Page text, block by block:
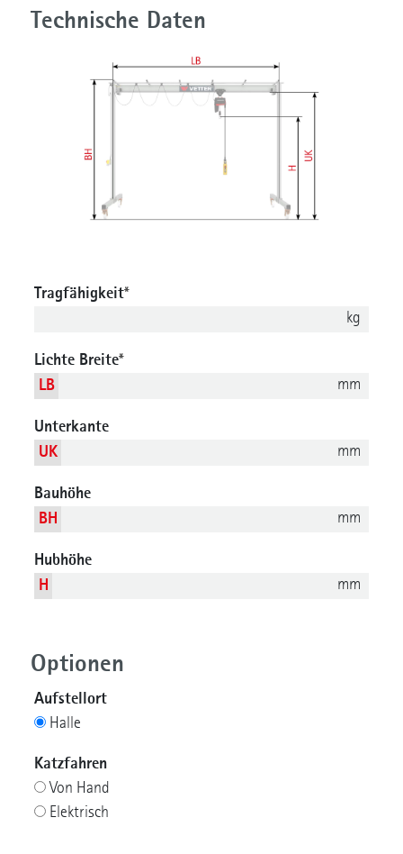
Technische Daten
Tragfähigkeit*
kg
Lichte Breite*
LB
mm
Unterkante
UK
mm
Bauhöhe
BH
mm
Hubhöhe
H
mm
Optionen
Aufstellort
Halle
Katzfahren
Von Hand
Elektrisch